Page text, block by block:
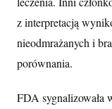
z interpretacją
nieodmrażanych i
porównania.
FDA sygnalizowała